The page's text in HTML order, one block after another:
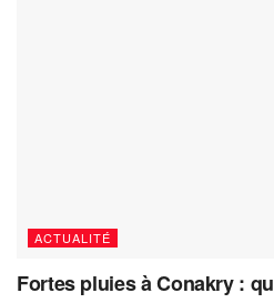
ACTUALITÉ
Fortes pluies à Conakry :